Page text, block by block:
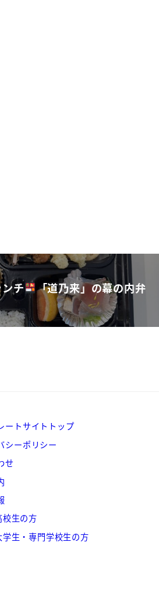
チ
「道乃来」の幕の内弁
ートサイトトップ
シーポリシー
せ
校生の方
学生・専門学校生の方